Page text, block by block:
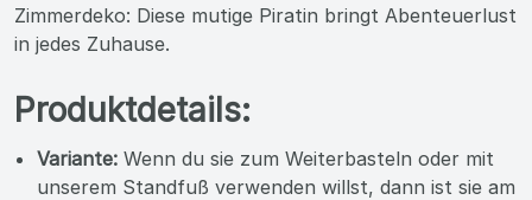
Zimmerdeko: Diese mutige Piratin bringt Abenteuerlust
in jedes Zuhause.
Produktdetails:
Variante: Wenn du sie zum Weiterbasteln oder mit
unserem Standfuß verwenden willst, dann ist sie am